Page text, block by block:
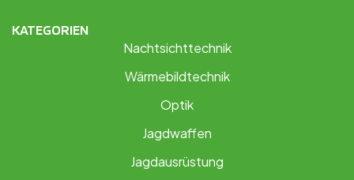
KATEGORIEN
Nachtsichttechnik
Wärmebildtechnik
Optik
Jagdwaffen
Jagdausrüstung